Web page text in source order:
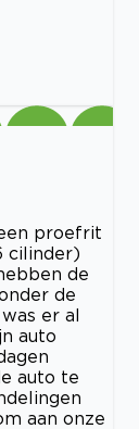
proefrit
cilinder)
de
de
er al
auto
auto te
aan onze